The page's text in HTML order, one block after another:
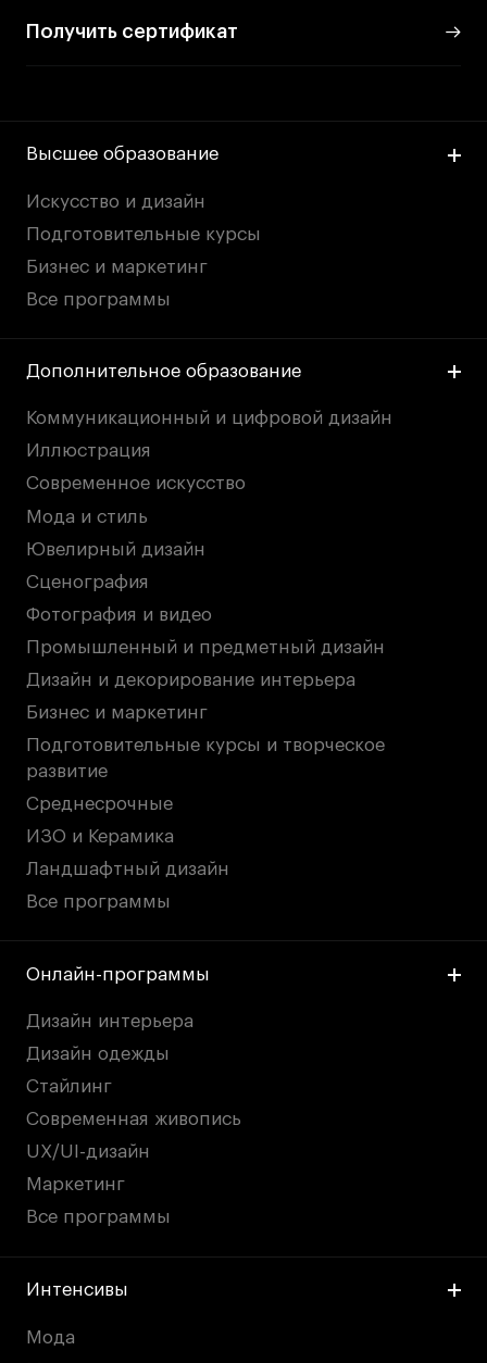
Получить сертификат
Высшее образование
Искусство и дизайн
Подготовительные курсы
Бизнес и маркетинг
Все программы
Дополнительное образование
Коммуникационный и цифровой дизайн
Иллюстрация
Современное искусство
Мода и стиль
Ювелирный дизайн
Сценография
Фотография и видео
Промышленный и предметный дизайн
Дизайн и декорирование интерьера
Бизнес и маркетинг
Подготовительные курсы и творческое
развитие
Среднесрочные
ИЗО и Керамика
Ландшафтный дизайн
Все программы
Онлайн-программы
Дизайн интерьера
Дизайн одежды
Стайлинг
Современная живопись
UX/UI-дизайн
Маркетинг
Все программы
Интенсивы
Мода